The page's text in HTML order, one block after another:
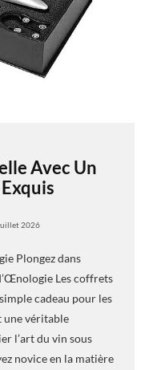
Avec Un
2026
Plongez dans
Les coffrets
cadeau pour les
une véritable
l’art du vin sous
novice en la matière